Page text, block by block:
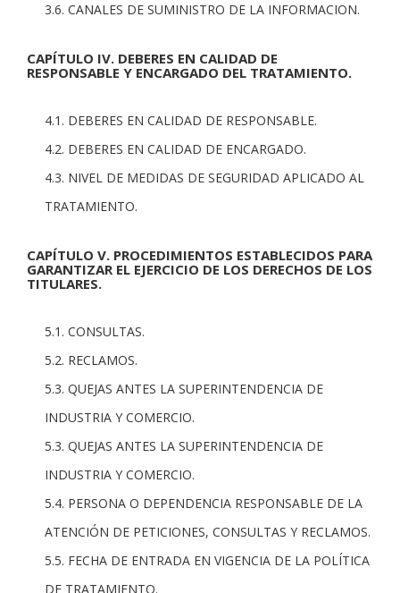
3.6. CANALES DE SUMINISTRO DE LA INFORMACION.
CAPÍTULO IV. DEBERES EN CALIDAD DE
RESPONSABLE Y ENCARGADO DEL TRATAMIENTO.
4.1. DEBERES EN CALIDAD DE RESPONSABLE.
4.2. DEBERES EN CALIDAD DE ENCARGADO.
4.3. NIVEL DE MEDIDAS DE SEGURIDAD APLICADO AL
TRATAMIENTO.
CAPÍTULO V. PROCEDIMIENTOS ESTABLECIDOS PARA
GARANTIZAR EL EJERCICIO DE LOS DERECHOS DE LOS
TITULARES.
5.1. CONSULTAS.
5.2. RECLAMOS.
5.3. QUEJAS ANTES LA SUPERINTENDENCIA DE
INDUSTRIA Y COMERCIO.
5.3. QUEJAS ANTES LA SUPERINTENDENCIA DE
INDUSTRIA Y COMERCIO.
5.4. PERSONA O DEPENDENCIA RESPONSABLE DE LA
ATENCIÓN DE PETICIONES, CONSULTAS Y RECLAMOS.
5.5. FECHA DE ENTRADA EN VIGENCIA DE LA POLÍTICA
DE TRATAMIENTO.